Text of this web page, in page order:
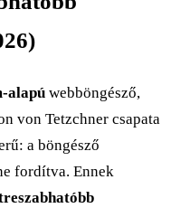
alapú webböngésző,
von Tetzchner csapata
a böngésző
fordítva. Ennek